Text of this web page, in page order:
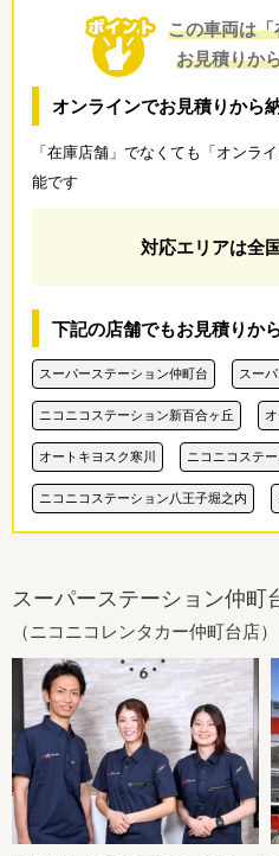
この車両は
お見積りか
オンラインでお見積りから
「在庫店舗」でなくても「オンラ
能です
対応エリアは全
下記の店舗でもお見積りか
スーパーステーション仲町台 スー
ニコニコステーション新百合ヶ丘
オートキヨスク寒川 ニコニコステ
ニコニコステーション八王子堀之内
スーパーステーション仲町
（ニコニコレンタカー仲町台店）